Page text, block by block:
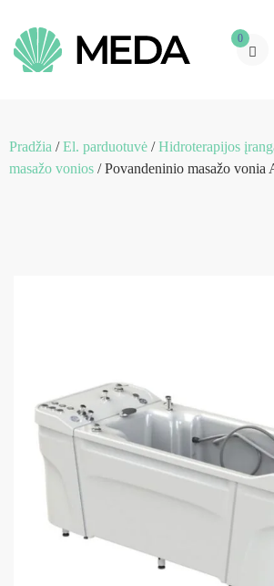
0
Pradžia /El. parduotuvė /Hidroterapijos
masažo vonios / Povandeninio masažo